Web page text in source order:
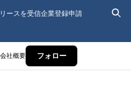
ースを受信企業登録申請
会社概要 フォロー